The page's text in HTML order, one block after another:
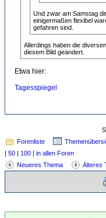
Und zwar am Samstag
einigermaßen flexibel
gefahren sind.
Allerdings haben die
diesem Bild geändert.
Etwa hier:
Tagesspiegel
Forenliste
| 50 | 100 | in allen Foren
Neueres Thema
Älteres